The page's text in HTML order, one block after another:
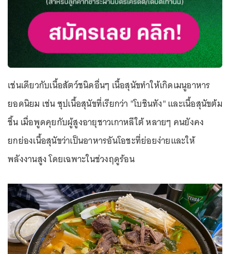
เช่นเดียวกับเนื้อสัตว์ชนิดอื่นๆ เนื้อสุนัขทำให้เกิดเมนูอาหาร
ยอดนิยม เช่น ซุปเนื้อสุนัขที่เรียกว่า "โบชินทัง" และเนื้อสุนัขต้ม
ชิ้น เมื่อพูดคุยกับผู้สูงอายุชาวเกาหลีใต้ หลายๆ คนยังคง
ยกย่องเนื้อสุนัขว่าเป็นอาหารอันโอชะที่ย่อยง่ายและให้
พลังงานสูง โดยเฉพาะในช่วงฤดูร้อน